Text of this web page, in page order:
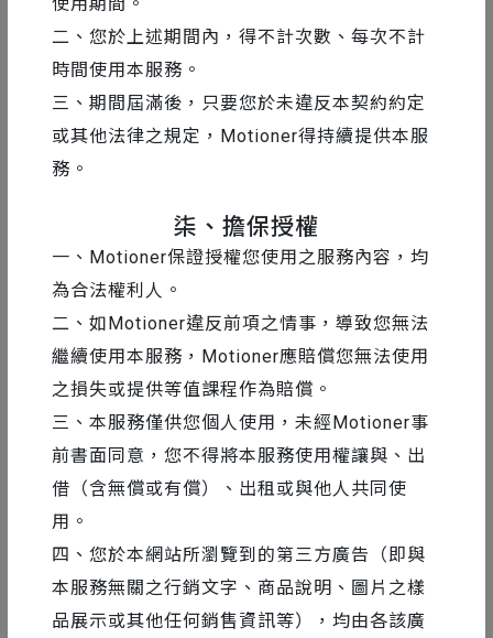
二、您於上述期間內，得不計次數、每次不計
時間使用本服務。
三、期間屆滿後，只要您於未違反本契約約定
或其他法律之規定，Motioner得持續提供本服
務。
柒、擔保授權
一、Motioner保證授權您使用之服務內容，均
為合法權利人。
二、如Motioner違反前項之情事，導致您無法
繼續使用本服務，Motioner應賠償您無法使用
之損失或提供等值課程作為賠償。
三、本服務僅供您個人使用，未經Motioner事
前書面同意，您不得將本服務使用權讓與、出
借（含無償或有償）、出租或與他人共同使
用。
四、您於本網站所瀏覽到的第三方廣告（即與
本服務無關之行銷文字、商品說明、圖片之樣
品展示或其他任何銷售資訊等），均由各該廣